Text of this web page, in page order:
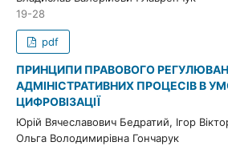
19-28
pdf
ПРИНЦИПИ ПРАВОВОГО
АДМІНІСТРАТИВНИХ ПРОЦЕСІВ В
ЦИФРОВІЗАЦІЇ
Юрій Вячеславович Бедратий, Ігор
Ольга Володимирівна Гончарук